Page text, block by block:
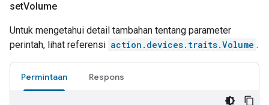
setVolume
Untuk mengetahui detail tambahan tentang parameter
perintah, lihat referensi action.devices.traits.Volume .
Permintaan Respons